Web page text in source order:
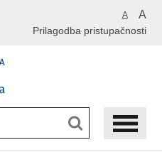
A A
Prilagodba pristupačnosti